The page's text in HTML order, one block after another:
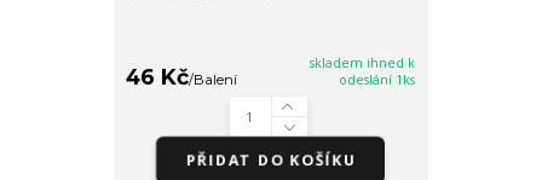
46 Kč/Balení
skladem ihned k
odeslání 1ks
PŘIDAT DO KOŠÍKU